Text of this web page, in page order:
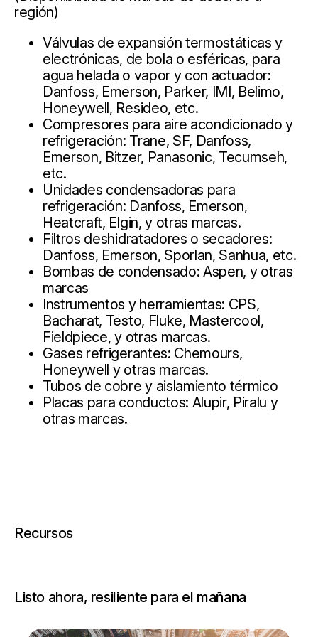
región)
Válvulas de expansión termostáticas y
electrónicas, de bola o esféricas, para
agua helada o vapor y con actuador:
Danfoss, Emerson, Parker, IMI, Belimo,
Honeywell, Resideo, etc.
Compresores para aire acondicionado y
refrigeración: Trane, SF, Danfoss,
Emerson, Bitzer, Panasonic, Tecumseh,
etc.
Unidades condensadoras para
refrigeración: Danfoss, Emerson,
Heatcraft, Elgin, y otras marcas.
Filtros deshidratadores o secadores:
Danfoss, Emerson, Sporlan, Sanhua, etc.
Bombas de condensado: Aspen, y otras
marcas
Instrumentos y herramientas: CPS,
Bacharat, Testo, Fluke, Mastercool,
Fieldpiece, y otras marcas.
Gases refrigerantes: Chemours,
Honeywell y otras marcas.
Tubos de cobre y aislamiento térmico
Placas para conductos: Alupir, Piralu y
otras marcas.
Recursos
Listo ahora, resiliente para el mañana